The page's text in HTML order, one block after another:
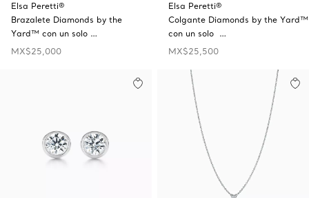
Elsa Peretti®
Brazalete Diamonds by the
Yard™ con un solo …
MX$25,000
Elsa Peretti®
Colgante Diamonds by the Yard™
con un solo …
MX$25,500